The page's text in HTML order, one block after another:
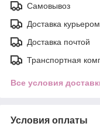
Самовывоз
Доставка курьером
Доставка почтой
Транспортная
Все условия
Условия оплаты